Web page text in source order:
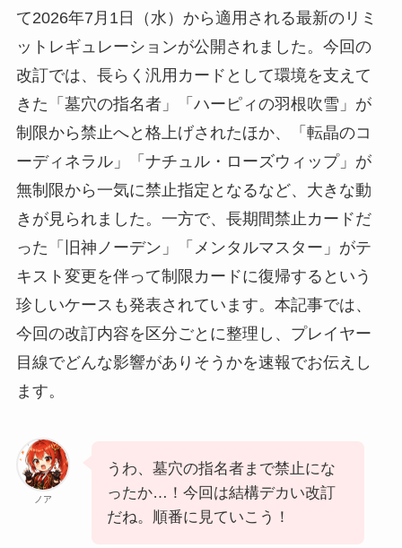
て2026年7月1日（水）から適用される最新のリミ
ットレギュレーションが公開されました。今回の
改訂では、長らく汎用カードとして環境を支えて
きた「墓穴の指名者」「ハーピィの羽根吹雪」が
制限から禁止へと格上げされたほか、「転晶のコ
ーディネラル」「ナチュル・ローズウィップ」が
無制限から一気に禁止指定となるなど、大きな動
きが見られました。一方で、長期間禁止カードだ
った「旧神ノーデン」「メンタルマスター」がテ
キスト変更を伴って制限カードに復帰するという
珍しいケースも発表されています。本記事では、
今回の改訂内容を区分ごとに整理し、プレイヤー
目線でどんな影響がありそうかを速報でお伝えし
ます。
ノア
うわ、墓穴の指名者まで禁止にな
ったか…！今回は結構デカい改訂
だね。順番に見ていこう！